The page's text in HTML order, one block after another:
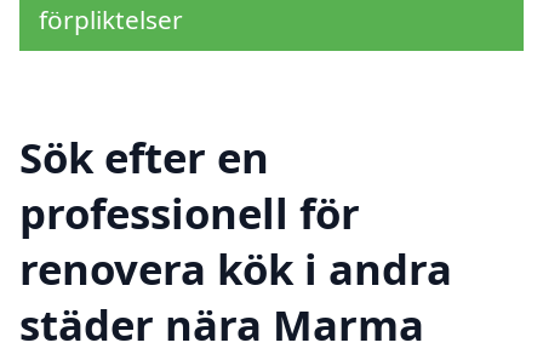
förpliktelser
Sök efter en
professionell för
renovera kök i andra
städer nära Marma